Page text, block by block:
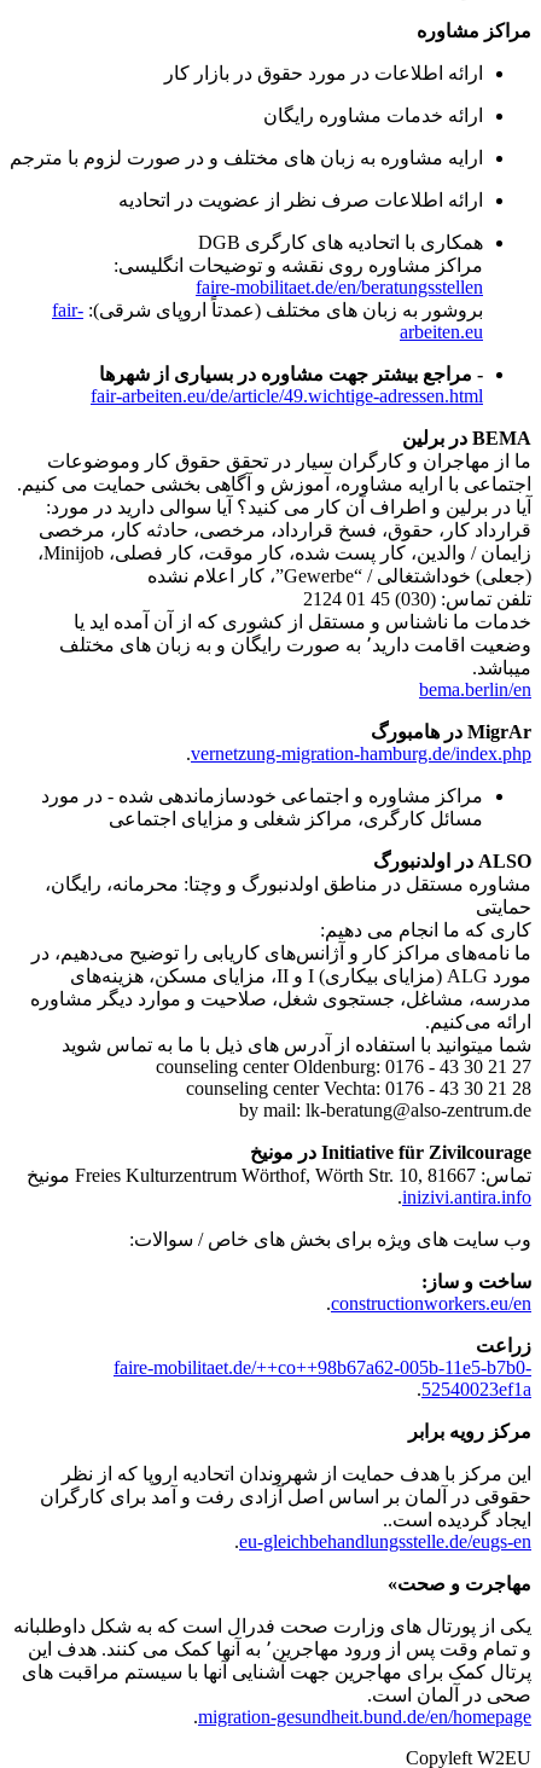
مراکز مشاوره
ارائه اطلاعات در مورد حقوق در بازار کار
ارائه خدمات مشاوره رایگان
ارایه مشاوره به زبان های مختلف و در صورت لزوم با مترجم
ارائه اطلاعات صرف نظر از عضویت در اتحادیه
همکاری با اتحادیه های کارگری DGB
مراکز مشاوره روی نقشه و توضیحات انگلیسی:
faire-mobilitaet.de/en/beratungsstellen
بروشور به زبان های مختلف (عمدتاً اروپای شرقی): fair-
arbeiten.eu
- مراجع بیشتر جهت مشاوره در بسیاری از شهرها
fair-arbeiten.eu/de/article/49.wichtige-adressen.html
BEMA در برلین
ما از مهاجران و کارگران سیار در تحقق حقوق کار وموضوعات
اجتماعی با ارایه مشاوره، آموزش و آگاهی بخشی حمایت می کنیم.
آیا در برلین و اطراف آن کار می کنید؟ آیا سوالی دارید در مورد:
قرارداد کار، حقوق، فسخ قرارداد، مرخصی، حادثه کار، مرخصی
زایمان / والدین، کار پست شده، کار موقت، کار فصلی، Minijob،
(جعلی) خوداشتغالی / “Gewerbe”، کار اعلام نشده
تلفن تماس: (030) 2124 01 45
خدمات ما ناشناس و مستقل از کشوری که از آن آمده اید یا
وضعیت اقامت دارید٬ به صورت رایگان و به زبان های مختلف
میباشد.
bema.berlin/en
MigrAr در هامبورگ
vernetzung-migration-hamburg.de/index.php
.
مراکز مشاوره و اجتماعی خودسازماندهی شده - در مورد
مسائل کارگری، مراکز شغلی و مزایای اجتماعی
ALSO در اولدنبورگ
مشاوره مستقل در مناطق اولدنبورگ و وچتا: محرمانه، رایگان،
حمایتی
کاری که ما انجام می دهیم:
ما نامه‌های مراکز کار و آژانس‌های کاریابی را توضیح می‌دهیم، در
مورد ALG (مزایای بیکاری) I و II، مزایای مسکن، هزینه‌های
مدرسه، مشاغل، جستجوی شغل، صلاحیت و موارد دیگر مشاوره
ارائه می‌کنیم.
شما میتوانید با استفاده از آدرس های ذیل با ما به تماس شوید
counseling center Oldenburg: 0176 - 43 30 21 27
counseling center Vechta: 0176 - 43 30 21 28
by mail: lk-beratung@also-zentrum.de
Initiative für Zivilcourage در مونیخ
تماس: Freies Kulturzentrum Wörthof, Wörth Str. 10, 81667 مونیخ
inizivi.antira.info
.
وب سایت های ویژه برای بخش های خاص / سوالات:
ساخت و ساز:
constructionworkers.eu/en
.
زراعت
faire-mobilitaet.de/++co++98b67a62-005b-11e5-b7b0-
52540023ef1a
.
مرکز رویه برابر
این مرکز با هدف حمایت از شهروندان اتحادیه اروپا که از نظر
حقوقی در آلمان بر اساس اصل آزادی رفت و آمد برای کارگران
ایجاد گردیده است..
eu-gleichbehandlungsstelle.de/eugs-en
.
مهاجرت و صحت»
یکی از پورتال های وزارت صحت فدرال است که به شکل داوطلبانه
و تمام وقت پس از ورود مهاجرین٬ به آنها کمک می کنند. هدف این
پرتال کمک برای مهاجرین جهت آشنایی آنها با سیستم مراقبت های
صحی در آلمان است.
migration-gesundheit.bund.de/en/homepage
.
Copyleft W2EU